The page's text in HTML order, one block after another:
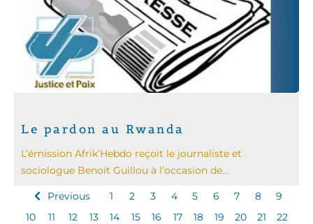
Le pardon au Rwanda
L’émission Afrik’Hebdo reçoit le journaliste et
sociologue Benoit Guillou à l’occasion de...
Previous 1 2 3 4 5 6 7 8
9
10
11 12 13 14 15 16 17 18 19 20 21
22